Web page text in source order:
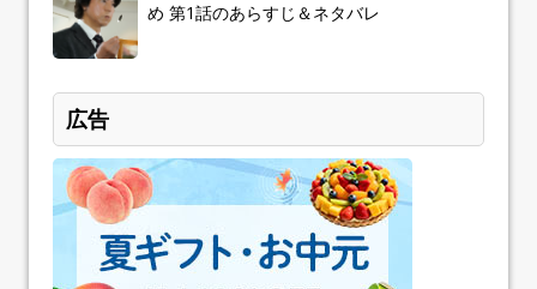
め 第1話のあらすじ＆ネタバレ
広告